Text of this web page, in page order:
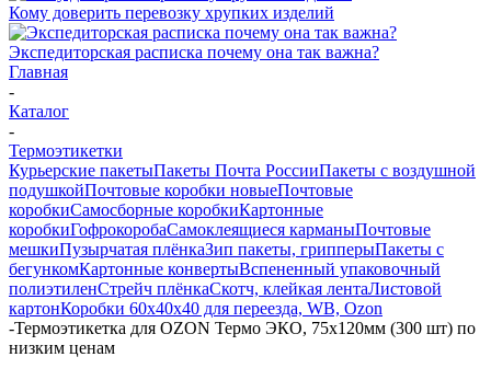
Кому доверить перевозку хрупких изделий
Экспедиторская расписка почему она так важна?
Главная
-
Каталог
-
Термоэтикетки
Курьерские пакетыПакеты Почта РоссииПакеты с воздушной
подушкойПочтовые коробки новыеПочтовые
коробкиСамосборные коробкиКартонные
коробкиГофрокоробаСамоклеящиеся карманыПочтовые
мешкиПузырчатая плёнкаЗип пакеты, грипперыПакеты с
бегункомКартонные конвертыВспененный упаковочный
полиэтиленСтрейч плёнкаСкотч, клейкая лентаЛистовой
картонКоробки 60х40х40 для переезда, WB, Ozon
-Термоэтикетка для OZON Термо ЭКО, 75x120мм (300 шт) по
низким ценам